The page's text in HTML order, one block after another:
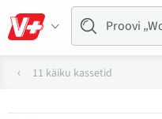
11 käiku kassetid